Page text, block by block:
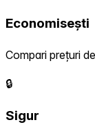
Economisești
Compari prețuri
🔒
Sigur